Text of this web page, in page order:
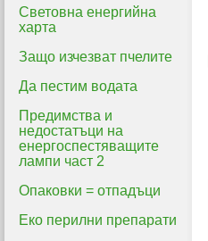
Световна енергийна
харта
Защо изчезват пчелите
Да пестим водата
Предимства и
недостатъци на
енергоспестяващите
лампи част 2
Опаковки = отпадъци
Еко перилни препарати